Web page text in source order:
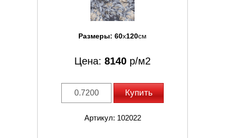
Размеры: 60x120см
Цена: 8140 р/м2
Купить
Артикул: 102022